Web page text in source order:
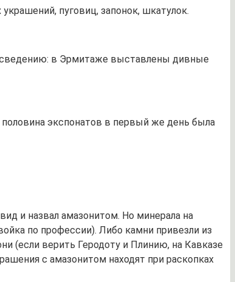
пуговиц, запонок, шкатулок.
сведению: в Эрмитаже выставлены дивные
экспонатов в первый же день была
и назвал амазонитом. Но минерала на
по профессии). Либо камни привезли из
(если верить Геродоту и Плинию, на Кавказе
с амазонитом находят при раскопках